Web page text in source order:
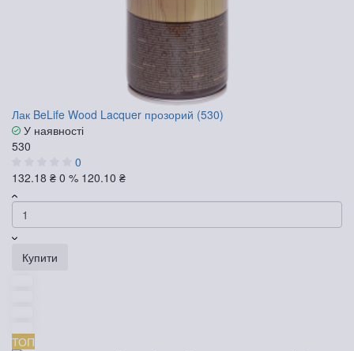
Лак BeLife Wood Lacquer прозорий (530)
У наявності
530
0
132.18 ₴ 0 % 120.10 ₴
Купити
ТОП